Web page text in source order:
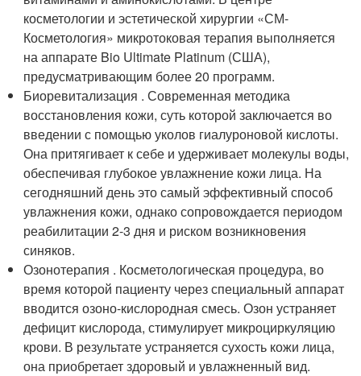
косметологии и эстетической хирургии «СМ-
Косметология» микротоковая терапия выполняется
на аппарате Bio Ultimate Platinum (США),
предусматривающим более 20 программ.
Биоревитализация . Современная методика
восстановления кожи, суть которой заключается во
введении с помощью уколов гиалуроновой кислоты.
Она притягивает к себе и удерживает молекулы воды,
обеспечивая глубокое увлажнение кожи лица. На
сегодняшний день это самый эффективный способ
увлажнения кожи, однако сопровождается периодом
реабилитации 2-3 дня и риском возникновения
синяков.
Озонотерапия . Косметологическая процедура, во
время которой пациенту через специальный аппарат
вводится озоно-кислородная смесь. Озон устраняет
дефицит кислорода, стимулирует микроциркуляцию
крови. В результате устраняется сухость кожи лица,
она приобретает здоровый и увлажненный вид.